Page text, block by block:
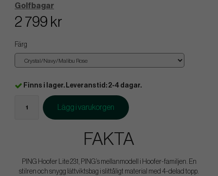
Golfbagar
2 799 kr
Färg
Finns i lager. Leveranstid: 2-4 dagar.
Lägg i varukorgen
FAKTA
PING Hoofer Lite 231, PING’s mellanmodell i Hoofer-familjen. En
stilren och snygg lättviktsbag i slittåligt material med 4-delad topp.